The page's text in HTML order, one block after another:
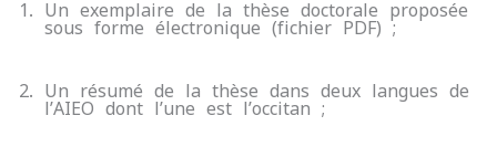
Un exemplaire de la thèse doctorale proposée
sous forme électronique (fichier PDF) ;
Un résumé de la thèse dans deux langues de
l’AIEO dont l’une est l’occitan ;